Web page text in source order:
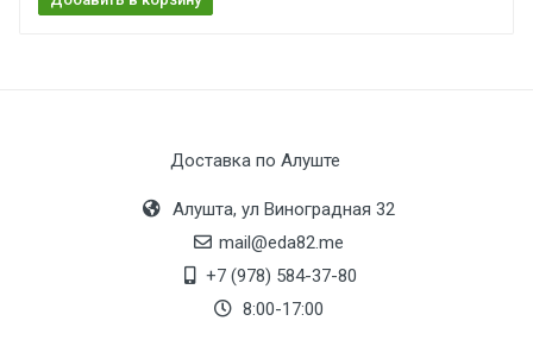
Доставка по Алуште
Алушта, ул Виноградная 32
mail@eda82.me
+7 (978) 584-37-80
8:00-17:00